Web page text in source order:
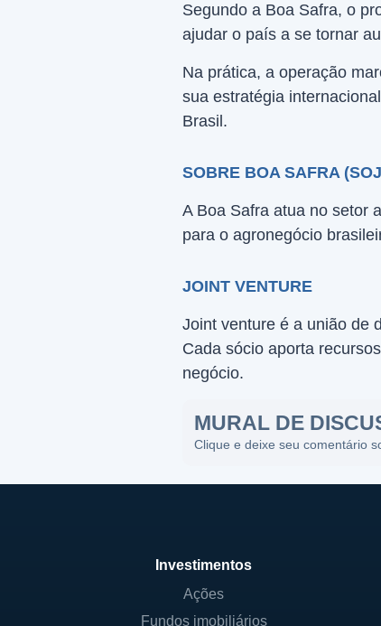
Segundo a Boa Safra, o
ajudar o país a se tornar
Na prática, a operação
sua estratégia
Brasil.
SOBRE BOA SAFRA
A Boa Safra atua no setor
para o agronegócio
JOINT VENTURE
Joint venture é a união de
Cada sócio aporta
negócio.
MURAL DE
Clique e deixe seu comentário
Investimentos
Ações
Fundos imobiliários